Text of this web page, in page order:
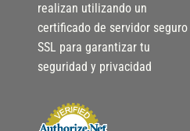
realizan utilizando un
certificado de servidor seguro
SSL para garantizar tu
seguridad y privacidad